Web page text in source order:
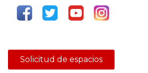
Solicitud de espacios